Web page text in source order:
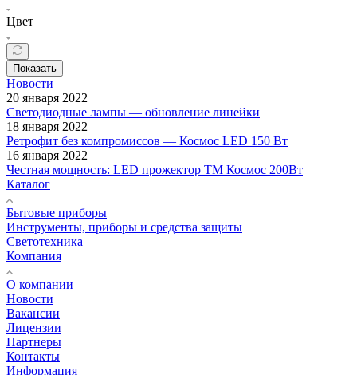
Цвет
Показать
Новости
20 января 2022
Светодиодные лампы — обновление линейки
18 января 2022
Ретрофит без компромиссов — Космос LED 150 Вт
16 января 2022
Честная мощность: LED прожектор ТМ Космос 200Вт
Каталог
Бытовые приборы
Инструменты, приборы и средства защиты
Светотехника
Компания
О компании
Новости
Вакансии
Лицензии
Партнеры
Контакты
Информация